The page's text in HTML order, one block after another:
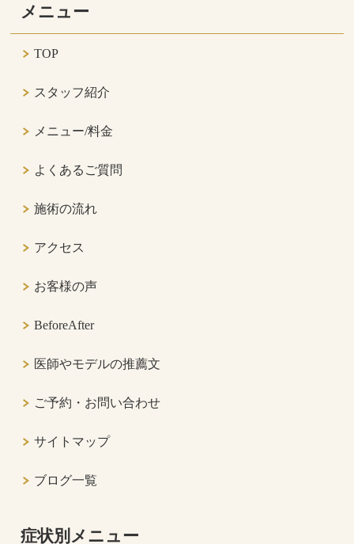
メニュー
TOP
スタッフ紹介
メニュー/料金
よくあるご質問
施術の流れ
アクセス
お客様の声
BeforeAfter
医師やモデルの推薦文
ご予約・お問い合わせ
サイトマップ
ブログ一覧
症状別メニュー